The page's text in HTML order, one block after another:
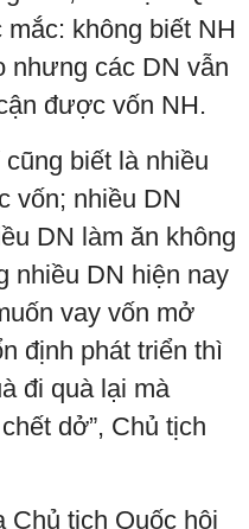
không biết NH
nhưng các DN vẫn
được vốn NH.
biết là nhiều
vốn; nhiều DN
DN làm ăn không
nhiều DN hiện nay
vay vốn mở
định phát triển thì
đi quà lại mà
dở”, Chủ tịch
tịch Quốc hội